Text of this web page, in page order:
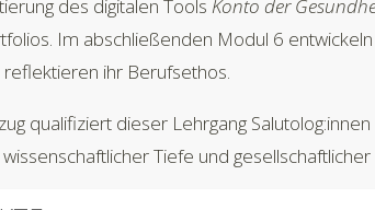
des digitalen Tools Konto der
Im abschließenden Modul 6
ihr Berufsethos.
qualifiziert dieser Lehrgang
Tiefe und gesellschaftlicher